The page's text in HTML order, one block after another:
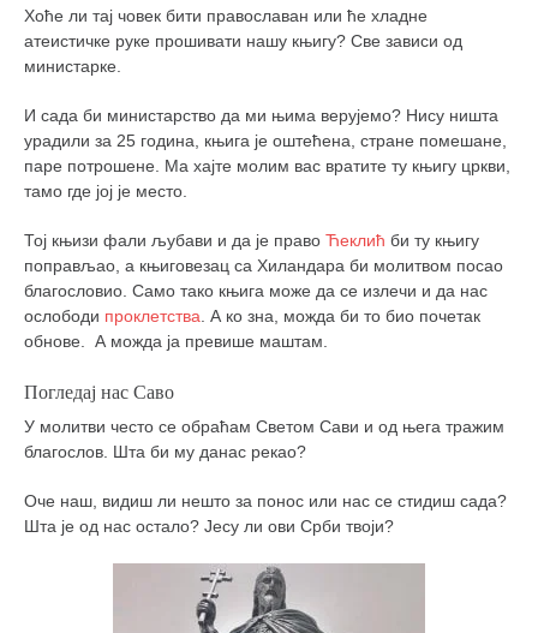
Хоће ли тај човек бити православан или ће хладне
атеистичке руке прошивати нашу књигу? Све зависи од
министарке.
И сада би министарство да ми њима верујемо? Нису ништа
урадили за 25 година, књига је оштећена, стране помешане,
паре потрошене. Ма хајте молим вас вратите ту књигу цркви,
тамо где јој је место.
Тој књизи фали љубави и да је право Ћеклић би ту књигу
поправљао, а књиговезац са Хиландара би молитвом посао
благословио. Само тако књига може да се излечи и да нас
ослободи проклетства. А ко зна, можда би то био почетак
обнове. А можда ја превише маштам.
Погледај нас Саво
У молитви често се обраћам Светом Сави и од њега тражим
благослов. Шта би му данас рекао?
Оче наш, видиш ли нешто за понос или нас се стидиш сада?
Шта је од нас остало? Јесу ли ови Срби твоји?